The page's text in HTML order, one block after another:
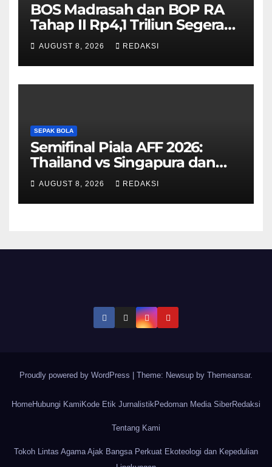
BOS Madrasah dan BOP RA
Tahap II Rp4,1 Triliun Segera
Cair, Berikut Jadwal
Pengajuannya
AUGUST 8, 2026 REDAKSI
SEPAK BOLA
Semifinal Piala AFF 2026:
Thailand vs Singapura dan
Vietnam vs Malaysia
AUGUST 8, 2026 REDAKSI
Proudly powered by WordPress | Theme: Newsup by Themeansar.
HomeHubungi Kami Kode Etik JurnalistikPedoman Media SiberRedaksi
Tentang Kami
Tokoh Lintas Agama Ajak Bangsa Perkuat Ekoteologi dan Kepedulian